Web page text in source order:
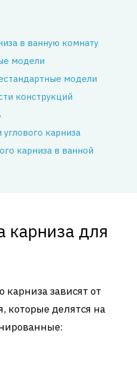
в ванную комнату
модели
модели
конструкций
карниза
карниза в ванной
карниза для
карниза зависят от
которые делятся на